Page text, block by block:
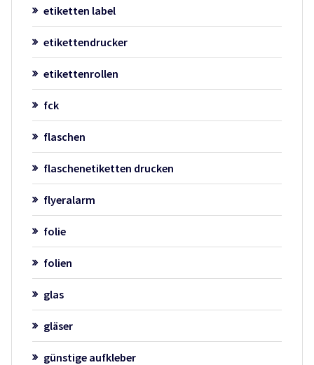
etiketten label
etikettendrucker
etikettenrollen
fck
flaschen
flaschenetiketten drucken
flyeralarm
folie
folien
glas
gläser
günstige aufkleber